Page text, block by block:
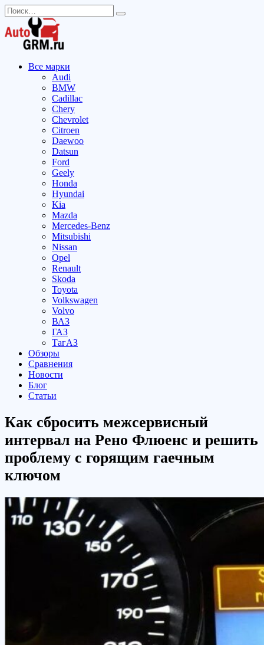
Перейти
к
содержанию
Search
for:
Все марки
Audi
BMW
Cadillac
Chery
Chevrolet
Citroen
Daewoo
Datsun
Ford
Geely
Honda
Hyundai
Kia
Mazda
Mercedes-Benz
Mitsubishi
Nissan
Opel
Renault
Skoda
Toyota
Volkswagen
Volvo
ВАЗ
ГАЗ
ТагАЗ
Обзоры
Сравнения
Новости
Блог
Статьи
Как сбросить межсервисный
интервал на Рено Флюенс и решить
проблему с горящим гаечным
ключом